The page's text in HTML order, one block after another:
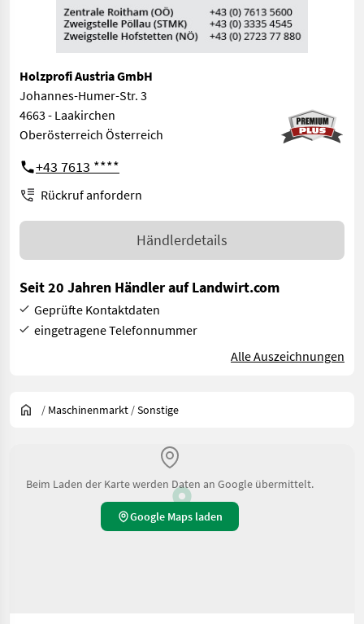
Holzprofi Austria GmbH
Johannes-Humer-Str. 3
4663 - Laakirchen
Oberösterreich Österreich
+43 7613 ****
Rückruf anfordern
Händlerdetails
Seit 20 Jahren Händler auf Landwirt.com
Geprüfte Kontaktdaten
eingetragene Telefonnummer
Alle Auszeichnungen
/ Maschinenmarkt /Sonstige
Beim Laden der Karte werden Daten an Google übermittelt.
Google Maps laden